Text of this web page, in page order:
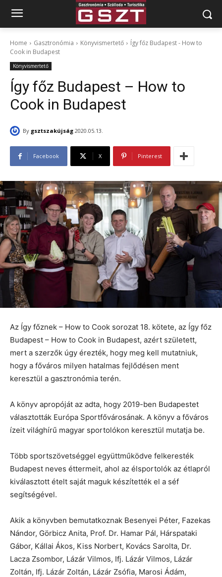
Home Gasztronómia Könyvismertető
Így főz Budapest - How to
Cook in Budapest
Könyvismertető
Így főz Budapest – How to
Cook in Budapest
By gsztszakújság 2020.05.13.
Facebook X Pinterest
Az Így főznek – How to Cook sorozat 18. kötete, az Így főz
Budapest – How to Cook in Budapest, azért született,
mert a szerzők úgy érezték, hogy meg kell mutatniuk,
hogy a főváros milyen hatalmas fejlődésen ment
keresztül a gasztronómia terén.
A könyv apropóját az adta, hogy 2019-ben Budapestet
választották Európa Sportfővárosának. A könyv a főváros
ízeit világhírű magyar sportolókon keresztül mutatja be.
Több sportszövetséggel együttműködve felkeresték
Budapest neves éttermeit, ahol az élsportolók az étlapról
kiválasztott ételt saját maguk készítették el a séf
segítségével.
Akik a könyvben bemutatkoznak Besenyei Péter, Fazekas
Nándor, Görbicz Anita, Prof. Dr. Hamar Pál, Hárspataki
Gábor, Kállai Ákos, Kiss Norbert, Kovács Sarolta, Dr.
Lacza Zsombor, Lázár Vilmos, Ifj. Lázár Vilmos, Lázár
Zoltán, Ifj. Lázár Zoltán, Lázár Zsófia, Marosi Ádám,